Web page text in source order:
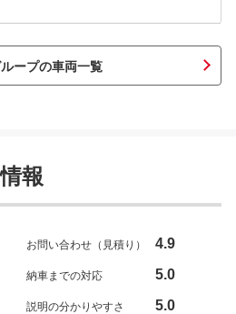
ープの車両一覧
報
お問い合わせ（見積り） 4.9
納車までの対応 5.0
説明の分かりやすさ 5.0